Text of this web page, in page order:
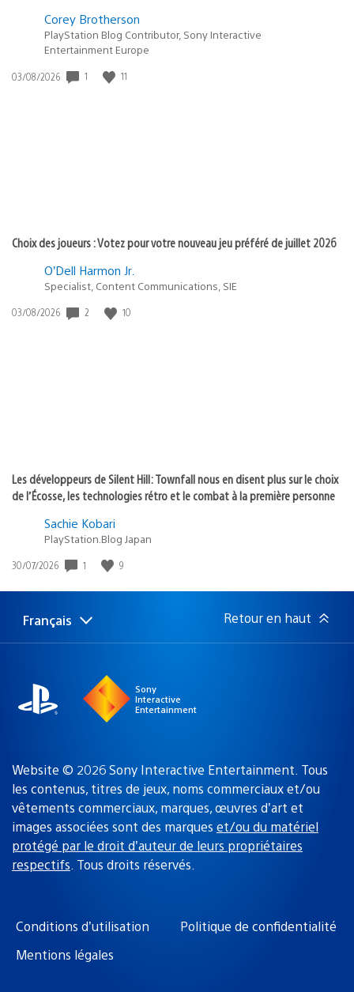
Corey Brotherson
PlayStation Blog Contributor, Sony Interactive
Entertainment Europe
Date
03/08/2026 1 11
Choix des joueurs : Votez pour votre nouveau jeu préféré de juillet 2026
O’Dell Harmon Jr.
Specialist, Content Communications, SIE
Date
03/08/2026 2 10
Les développeurs de Silent Hill: Townfall nous en disent plus sur le choix
de l’Écosse, les technologies rétro et le combat à la première personne
Sachie Kobari
PlayStation.Blog Japan
Date
publication
30/07/2026 1 9
Choisir
une
Région
actuelle
Français Retour en haut
Sony
Interactive
Entertainment
Website © 2026 Sony Interactive Entertainment. Tous
les contenus, titres de jeux, noms commerciaux et/ou
vêtements commerciaux, marques, œuvres d’art et
images associées sont des marques et/ou du matériel
protégé par le droit d’auteur de leurs propriétaires
respectifs. Tous droits réservés.
Conditions d’utilisation
Politique de confidentialité
Mentions légales